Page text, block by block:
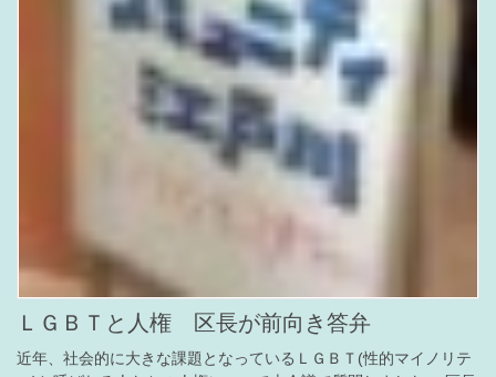
ＬＧＢＴと人権 区長が前向き答弁
近年、社会的に大きな課題となっているＬＧＢＴ(性的マイノリテ